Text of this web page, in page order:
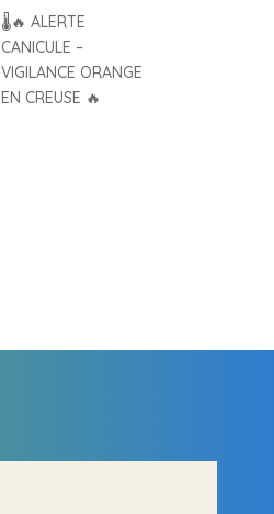
🌡️🔥 ALERTE
CANICULE –
VIGILANCE ORANGE
EN CREUSE 🔥